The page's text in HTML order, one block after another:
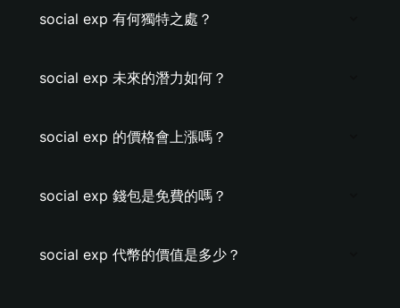
social exp 有何獨特之處？
social exp 未來的潛力如何？
social exp 的價格會上漲嗎？
social exp 錢包是免費的嗎？
social exp 代幣的價值是多少？